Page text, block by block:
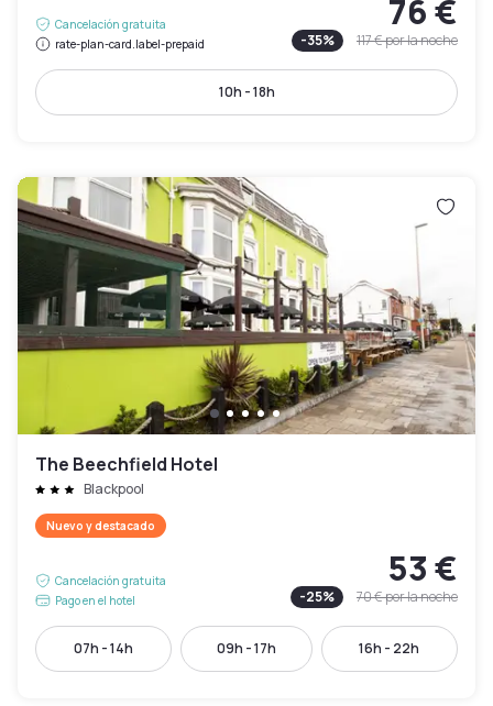
Cancelación gratuita
rate-plan-card.label-prepaid
76 €
-35% 117 €por la noche
10h - 18h
The Beechfield Hotel
Blackpool
Nuevo y destacado
Cancelación gratuita
Pago en el hotel
53 €
-25% 70 €por la noche
07h - 14h 09h - 17h 16h - 22h